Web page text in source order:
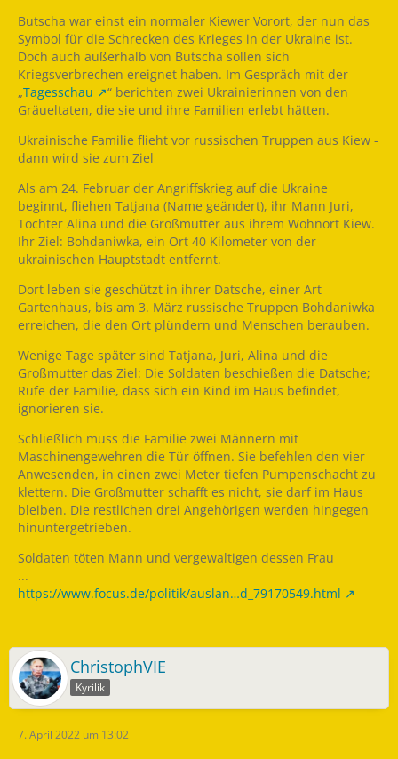
Butscha war einst ein normaler Kiewer Vorort, der nun das
Symbol für die Schrecken des Krieges in der Ukraine ist.
Doch auch außerhalb von Butscha sollen sich
Kriegsverbrechen ereignet haben. Im Gespräch mit der
„Tagesschau
“ berichten zwei Ukrainierinnen von den
Gräueltaten, die sie und ihre Familien erlebt hätten.
Ukrainische Familie flieht vor russischen Truppen aus Kiew -
dann wird sie zum Ziel
Als am 24. Februar der Angriffskrieg auf die Ukraine
beginnt, fliehen Tatjana (Name geändert), ihr Mann Juri,
Tochter Alina und die Großmutter aus ihrem Wohnort Kiew.
Ihr Ziel: Bohdaniwka, ein Ort 40 Kilometer von der
ukrainischen Hauptstadt entfernt.
Dort leben sie geschützt in ihrer Datsche, einer Art
Gartenhaus, bis am 3. März russische Truppen Bohdaniwka
erreichen, die den Ort plündern und Menschen berauben.
Wenige Tage später sind Tatjana, Juri, Alina und die
Großmutter das Ziel: Die Soldaten beschießen die Datsche;
Rufe der Familie, dass sich ein Kind im Haus befindet,
ignorieren sie.
Schließlich muss die Familie zwei Männern mit
Maschinengewehren die Tür öffnen. Sie befehlen den vier
Anwesenden, in einen zwei Meter tiefen Pumpenschacht zu
klettern. Die Großmutter schafft es nicht, sie darf im Haus
bleiben. Die restlichen drei Angehörigen werden hingegen
hinuntergetrieben.
Soldaten töten Mann und vergewaltigen dessen Frau
...
https://www.focus.de/politik/auslan…d_79170549.html
ChristophVIE
Kyrilik
7. April 2022 um 13:02